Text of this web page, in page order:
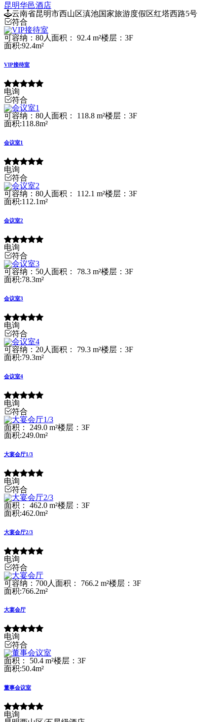
昆明华邑酒店
云南省昆明市西山区滇池国家旅游度假区红塔西路5号
符合
可容纳：80人 面积： 92.4 m²楼层：3F
面积:92.4m²
VIP接待室
电询
符合
可容纳：80人 面积： 118.8 m²楼层：3F
面积:118.8m²
会议室1
电询
符合
可容纳：80人 面积： 112.1 m²楼层：3F
面积:112.1m²
会议室2
电询
符合
可容纳：50人 面积： 78.3 m²楼层：3F
面积:78.3m²
会议室3
电询
符合
可容纳：20人 面积： 79.3 m²楼层：3F
面积:79.3m²
会议室4
电询
符合
面积： 249.0 m²楼层：3F
面积:249.0m²
大宴会厅1/3
电询
符合
面积： 462.0 m²楼层：3F
面积:462.0m²
大宴会厅2/3
电询
符合
可容纳：700人 面积： 766.2 m²楼层：3F
面积:766.2m²
大宴会厅
电询
符合
面积： 50.4 m²楼层：3F
面积:50.4m²
董事会议室
电询